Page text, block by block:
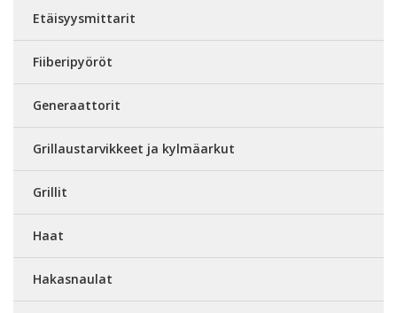
Etäisyysmittarit
Fiiberipyöröt
Generaattorit
Grillaustarvikkeet ja kylmäarkut
Grillit
Haat
Hakasnaulat